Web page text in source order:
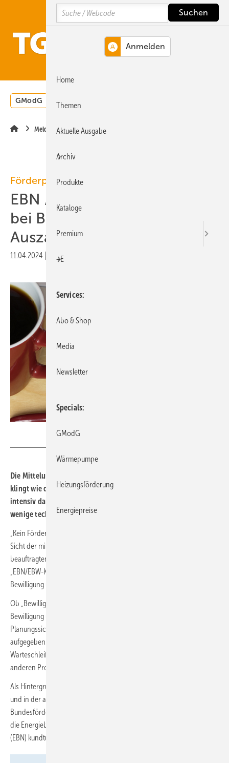
Hauptinhalt
Hauptmenü
SiteSearch
GModG Wärmepumpe
Meldungen
Förderprogramme
EBN / EBW: Verzögerungen
bei Bewilligung und
Auszahlung
11.04.2024 Druckvorschau
Die Mittelung des BAFA zu den Förderprogrammen EBN und EBW
klingt wie die Telefonansage einer Warteschleife: „Wir arbeiten
intensiv daran, die Situation zu verbessern. Hierzu sind noch
wenige technische Schritte erforderlich.“
„Kein Förderstopp bei Beratungsprogrammen“ – das mag aus der
Sicht der mit der Durchführung der Förderprogramme EBN und EBW
beauftragten Behörde BAFA eine positive Botschaft sein, für die
„EBN/EBW-Kunden“ hat jedoch jede Verzögerungen bei der
Bewilligung und Auszahlung von Fördermitteln Konsequenzen.
Ob „Bewilligungspause“, „Förderstopp“ oder „Verzögerungen bei der
Bewilligung und Auszahlung von Fördermitteln“: Ohne
Planungssicherheit verzögern sich Projekte, einige werden eventuell
aufgegeben. Länger wird die Liste mit konkreten Projekten in der
Warteschleife aber kaum werden. Schon die Förderbedingungen in
anderen Programmen verhindern dies zum Teil.
Als Hintergrund muss das BAFA seit inzwischen mehr als zwei Wochen
und in der am 11. April 2024 erneut versendeten Mittelung für die
Bundesförderung der Energieberatung für Wohngebäude (EBW) und
die Energieberatung für Nichtwohngebäude, Anlagen und Systeme
(EBN) kundtun:
Search
Home
Themen
Aktuelle Ausgabe
Archiv
Produkte
Kataloge
Premium
+E
Services
Abo & Shop
Media
Newsletter
Specials
GModG
Wärmepumpe
Heizungsförderung
Energiepreise